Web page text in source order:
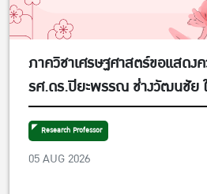
ภาควิชาเศรษฐศาสตร์ขอแสดง
รศ.ดร.ปิยะพรรณ ช่างวัฒนชัย
เป็นรองผู้อำนวยการศูนย์วิจัยเ
ฝ่ายพัฒนาคุณภาพ
Research Professor
05 AUG 2026